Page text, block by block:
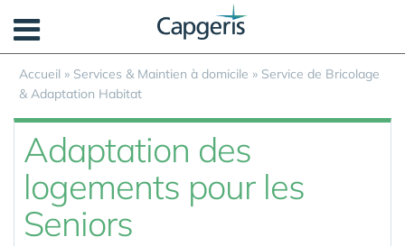
Accueil » Services & Maintien à domicile » Service de Bricolage
& Adaptation Habitat
Adaptation des
logements pour les
Seniors
Panneau de gestion des cookies